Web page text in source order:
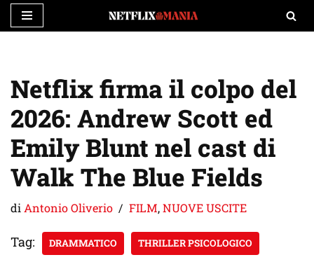
contenuto
Netflix firma il colpo del
2026: Andrew Scott ed
Emily Blunt nel cast di
Walk The Blue Fields
di Antonio Oliverio FILM,NUOVE USCITE
Tag: DRAMMATICO THRILLER PSICOLOGICO